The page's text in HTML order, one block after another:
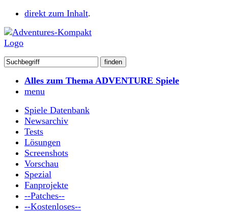
direkt zum Inhalt.
Alles zum Thema ADVENTURE Spiele
menu
Spiele Datenbank
Newsarchiv
Tests
Lösungen
Screenshots
Vorschau
Spezial
Fanprojekte
--Patches--
--Kostenloses--